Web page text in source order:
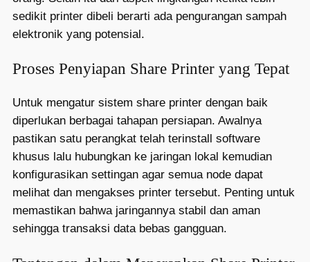
sedikit printer dibeli berarti ada pengurangan sampah
elektronik yang potensial.
Proses Penyiapan Share Printer yang Tepat
Untuk mengatur sistem share printer dengan baik
diperlukan berbagai tahapan persiapan. Awalnya
pastikan satu perangkat telah terinstall software
khusus lalu hubungkan ke jaringan lokal kemudian
konfigurasikan settingan agar semua node dapat
melihat dan mengakses printer tersebut. Penting untuk
memastikan bahwa jaringannya stabil dan aman
sehingga transaksi data bebas gangguan.